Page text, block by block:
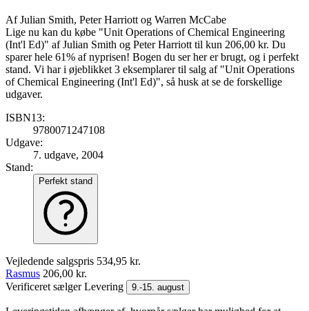
AfJulian Smith, Peter Harriott og Warren McCabe
Lige nu kan du købe "Unit Operations of Chemical Engineering
(Int'l Ed)" af Julian Smith og Peter Harriott til kun 206,00 kr. Du
sparer hele 61% af nyprisen! Bogen du ser her er brugt, og i perfekt
stand. Vi har i øjeblikket 3 eksemplarer til salg af "Unit Operations
of Chemical Engineering (Int'l Ed)", så husk at se de forskellige
udgaver.
ISBN13:
9780071247108
Udgave:
7. udgave, 2004
Stand:
Perfekt stand
Vejledende salgspris 534,95 kr.
Rasmus 206,00 kr.
Verificeret sælgerLevering 9.-15. august